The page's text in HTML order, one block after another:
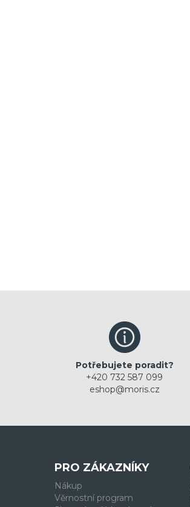
Potřebujete poradit?
+420 732 587 099
eshop@moris.cz
PRO ZÁKAZNÍKY
Nákup
Věrnostní program